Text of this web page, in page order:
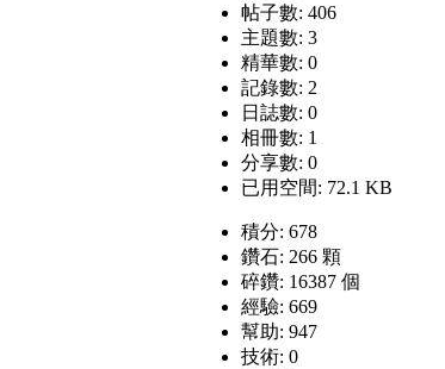
帖子數: 406
主題數: 3
精華數: 0
記錄數: 2
日誌數: 0
相冊數: 1
分享數: 0
已用空間: 72.1 KB
積分: 678
鑽石: 266 顆
碎鑽: 16387 個
經驗: 669
幫助: 947
技術: 0